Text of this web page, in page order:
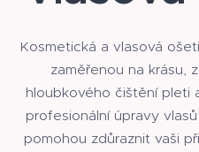
Kosmetická a vlasová
zaměřenou na krásu,
hloubkového čištění pleti
profesionální úpravy
pomohou zdůraznit vaši